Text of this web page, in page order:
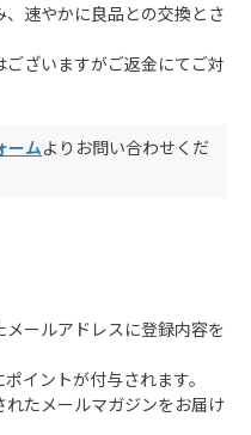
速やかに良品との交換とさ
ざいますがご返金にてご対
ームよりお問い合わせくだ
ールアドレスに登録内容を
イントが付与されます。
たメールマガジンをお届け